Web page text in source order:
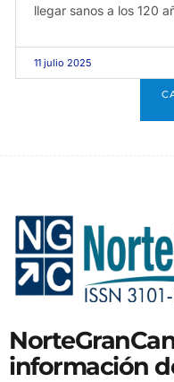
llegar sanos a los 120
11 julio 2025
información